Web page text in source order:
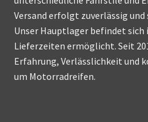
Versand erfolgt zuverlässig
Unser Hauptlager befindet sich
Lieferzeiten ermöglicht. Seit
Erfahrung, Verlässlichkeit und
um Motorradreifen.